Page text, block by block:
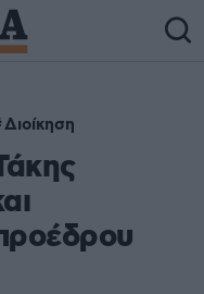
Διοίκηση